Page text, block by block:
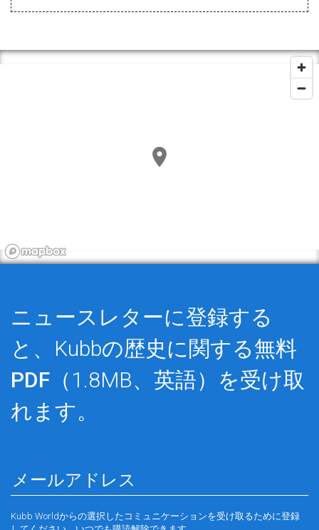
ニュースレターに登録する
と、Kubbの歴史に関する無料
PDF （1.8MB、英語）を受け取
れます。
Kubb Worldからの選択したコミュニケーションを受け取るために登録